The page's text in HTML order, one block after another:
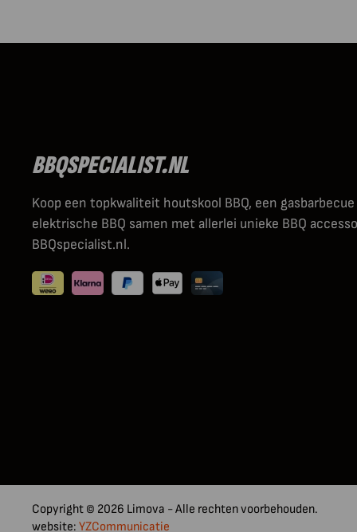
BBQSPECIALIST.NL
Koop een topkwaliteit houtskool BBQ, een
elektrische BBQ samen met allerlei unieke BBQ
BBQspecialist.nl.
Copyright © 2026 Limova - Alle rechten voorbehouden.
website: YZCommunicatie